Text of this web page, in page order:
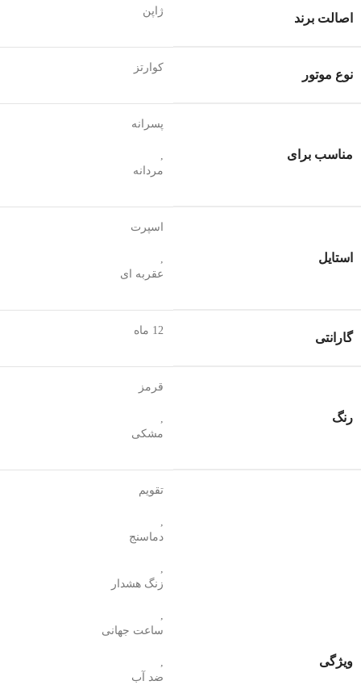
اصالت برند
ژاپن
نوع موتور
کوارتز
مناسب برای
پسرانه
,
مردانه
استایل
اسپرت
,
عقربه ای
گارانتی
12 ماه
رنگ
قرمز
,
مشکی
ویژگی
تقویم
,
دماسنج
,
زنگ هشدار
,
ساعت جهانی
,
ضد آب